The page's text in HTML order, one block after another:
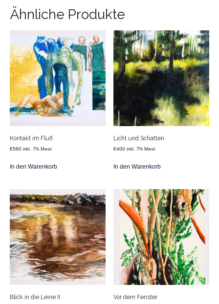
Ähnliche Produkte
Kontakt im Fluß
€580 inkl. 7% Mwst
In den Warenkorb
Licht und Schatten
€400 inkl. 7% Mwst
In den Warenkorb
Blick in die Leine II Vor dem Fenster